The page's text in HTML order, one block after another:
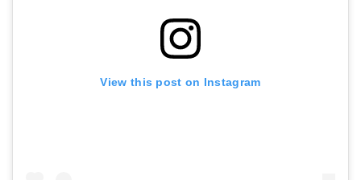
View this post on Instagram